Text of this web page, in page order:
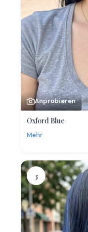
Anprobieren
Oxford Blue
Mehr
3